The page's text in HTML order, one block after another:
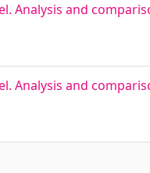
Analysis and
Analysis and